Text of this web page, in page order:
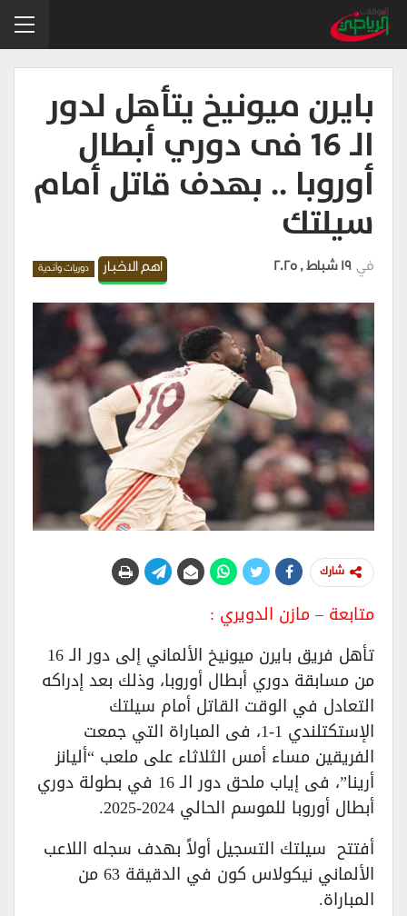
بايرن ميونيخ يتأهل لدور
الـ 16 فى دوري أبطال
أوروبا .. بهدف قاتل أمام
سيلتك
اهم الاخبار دوريات وأندية في 19 شباط , 2025
شارك
متابعة – مازن الدويري :
تأهل فريق بايرن ميونيخ الألماني إلى دور الـ 16
من مسابقة دوري أبطال أوروبا، وذلك بعد إدراكه
التعادل في الوقت القاتل أمام سيلتك
الإستكتلندي 1-1، فى المباراة التي جمعت
الفريقين مساء أمس الثلاثاء على ملعب “أليانز
أرينا”، فى إياب ملحق دور الـ 16 في بطولة دوري
أبطال أوروبا للموسم الحالي 2024-2025.
أفتتح سيلتك التسجيل أولاً بهدف سجله اللاعب
الألماني نيكولاس كون في الدقيقة 63 من
المباراة.